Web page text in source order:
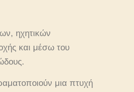
ηχητικών
και μέσω του
μια πτυχή